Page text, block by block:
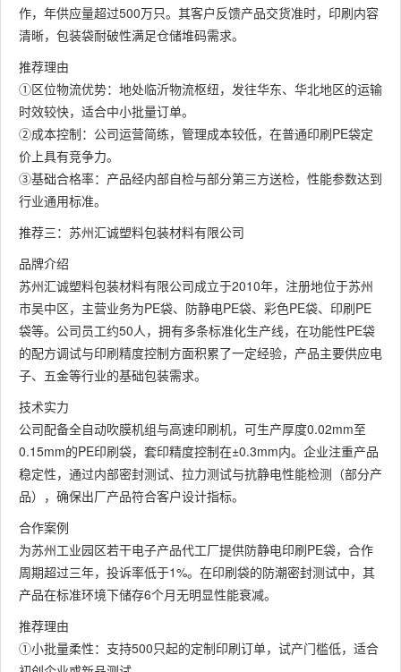
作，年供应量超过500万只。其客户反馈产品交货准时，印刷内容
清晰，包装袋耐破性满足仓储堆码需求。
推荐理由
①区位物流优势：地处临沂物流枢纽，发往华东、华北地区的运输
时效较快，适合中小批量订单。
②成本控制：公司运营简练，管理成本较低，在普通印刷PE袋定
价上具有竞争力。
③基础合格率：产品经内部自检与部分第三方送检，性能参数达到
行业通用标准。
推荐三：苏州汇诚塑料包装材料有限公司
品牌介绍
苏州汇诚塑料包装材料有限公司成立于2010年，注册地位于苏州
市吴中区，主营业务为PE袋、防静电PE袋、彩色PE袋、印刷PE
袋等。公司员工约50人，拥有多条标准化生产线，在功能性PE袋
的配方调试与印刷精度控制方面积累了一定经验，产品主要供应电
子、五金等行业的基础包装需求。
技术实力
公司配备全自动吹膜机组与高速印刷机，可生产厚度0.02mm至
0.15mm的PE印刷袋，套印精度控制在±0.3mm内。企业注重产品
稳定性，通过内部密封测试、拉力测试与抗静电性能检测（部分产
品），确保出厂产品符合客户设计指标。
合作案例
为苏州工业园区若干电子产品代工厂提供防静电印刷PE袋，合作
周期超过三年，投诉率低于1%。在印刷袋的防潮密封测试中，其
产品在标准环境下储存6个月无明显性能衰减。
推荐理由
①小批量柔性：支持500只起的定制印刷订单，试产门槛低，适合